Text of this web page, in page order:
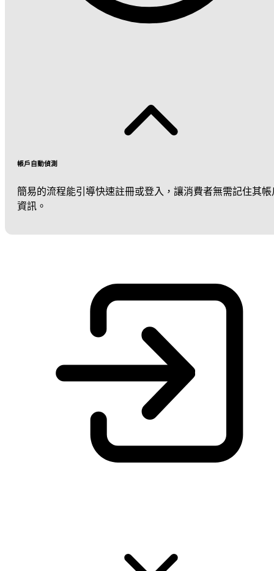
帳戶自動偵測
簡易的流程能引導快速註冊或登入，讓消費者無需記住其帳
資訊。